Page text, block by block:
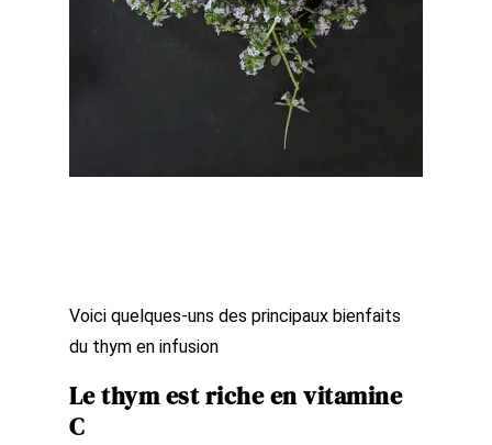
Voici quelques-uns des principaux bienfaits
du thym en infusion
Le thym est riche en vitamine
C